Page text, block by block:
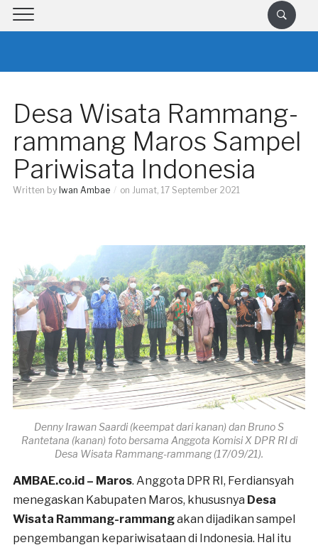
Desa Wisata Rammang-
rammang Maros Sampel
Pariwisata Indonesia
Written by Iwan Ambae on Jumat, 17 September 2021
Denny Irawan Saardi (keempat dari kanan) dan Bruno S
Rantetana (kanan) foto bersama Anggota Komisi X DPR RI di
Desa Wisata Rammang-rammang (17/09/21).
AMBAE.co.id – Maros. Anggota DPR RI, Ferdiansyah
menegaskan Kabupaten Maros, khususnya Desa
Wisata Rammang-rammangakan dijadikan sampel
pengembangan kepariwisataan di Indonesia. Hal itu